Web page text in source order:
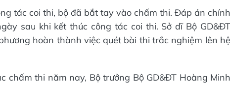
tác coi thi, bộ đã bắt tay vào chấm thi. Đáp án chính
sau khi kết thúc công tác coi thi. Sở dĩ Bộ GD&ĐT
hoàn thành việc quét bài thi trắc nghiệm lên hệ
chấm thi năm nay, Bộ trưởng Bộ GD&ĐT Hoàng Minh